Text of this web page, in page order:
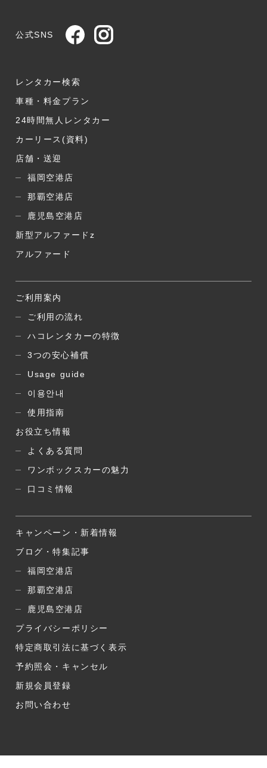
公式SNS
レンタカー検索
車種・料金プラン
24時間無人レンタカー
カーリース(資料)
店舗・送迎
福岡空港店
那覇空港店
鹿児島空港店
新型アルファードz
アルファード
ご利用案内
ご利用の流れ
ハコレンタカーの特徴
3つの安心補償
Usage guide
이용안내
使用指南
お役立ち情報
よくある質問
ワンボックスカーの魅力
口コミ情報
キャンペーン・新着情報
ブログ・特集記事
福岡空港店
那覇空港店
鹿児島空港店
プライバシーポリシー
特定商取引法に基づく表示
予約照会・キャンセル
新規会員登録
お問い合わせ